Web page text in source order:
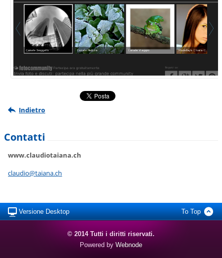
Indietro
Contatti
www.claudiotaiana.ch
claudio@taiana.ch
Versione Desktop To Top
© 2014 Tutti i diritti riservati.
Powered by Webnode